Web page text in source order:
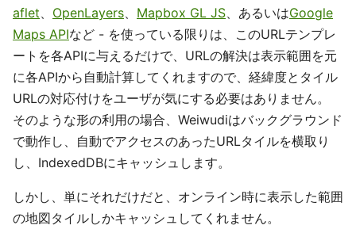
aflet、 OpenLayers、 Mapbox GL JS、あるいはGoogle
Maps APIなど - を使っている限りは、このURLテンプレ
ートを各APIに与えるだけで、URLの解決は表示範囲を元
に各APIから自動計算してくれますので、経緯度とタイル
URLの対応付けをユーザが気にする必要はありません。
そのような形の利用の場合、Weiwudiはバックグラウンド
で動作し、自動でアクセスのあったURLタイルを横取り
し、IndexedDBにキャッシュします。
しかし、単にそれだけだと、オンライン時に表示した範囲
の地図タイルしかキャッシュしてくれません。